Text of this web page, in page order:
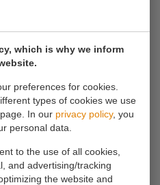
which is why we inform
preferences for cookies.
types of cookies we use
page. In our privacy policy, you
personal data.
to the use of all cookies,
and advertising/tracking
the website and
13.00 -
a choice?
reservation by phone
16 54